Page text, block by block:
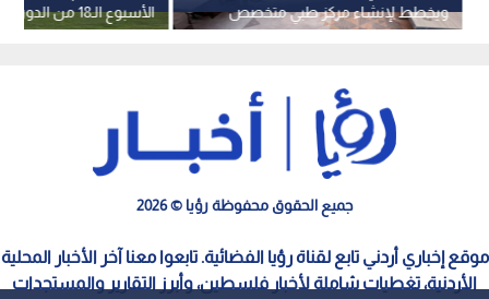
الأسبوع الـ18 من الدوري
ويخطط لإنشاء مركز طبي متخصص
للرياضيين
جميع الحقوق محفوظة رؤيا © 2026
موقع إخباري أردني تابع لقناة رؤيا الفضائية. تابعوا معنا آخر الأخبار المحلية
الأردنية، تغطيات شاملة لأخبار فلسطين، وأبرز التقارير والمستجدات